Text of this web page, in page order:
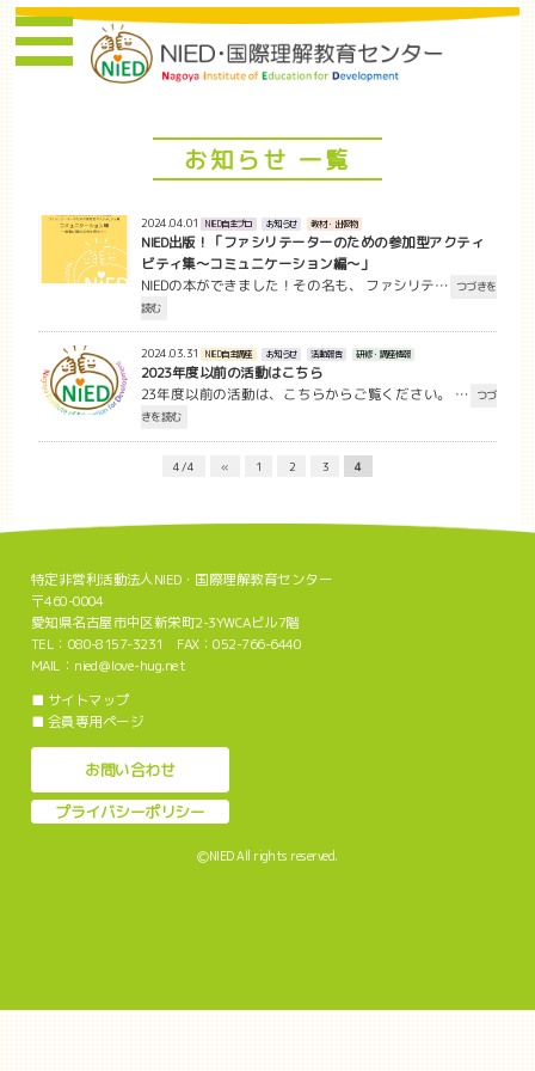
お知らせ 一覧
2024.04.01 NIED自主プロ お知らせ 教材・出版物
NIED出版！「ファシリテーターのための参加型アクティ
ビティ集～コミュニケーション編～」
NIEDの本ができました！その名も、 ファシリテ… つづきを
読む
2024.03.31 NIED自主講座 お知らせ 活動報告 研修・講座情報
2023年度以前の活動はこちら
23年度以前の活動は、こちらからご覧ください。 … つづ
きを読む
4 / 4 « 1 2 3 4
特定非営利活動法人NIED・国際理解教育センター
〒460-0004
愛知県名古屋市中区新栄町2-3YWCAビル7階
TEL：080-8157-3231 FAX：052-766-6440
MAIL：nied＠love-hug.net
■ サイトマップ
■ 会員専用ページ
お問い合わせ
プライバシーポリシー
ⒸNIED All rights reserved.